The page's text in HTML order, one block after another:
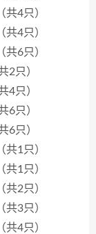
4只）
4只）
6只）
只）
只）
只）
只）
1只）
1只）
2只）
3只）
4只）